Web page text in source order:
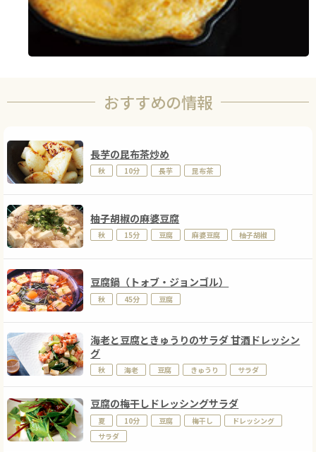
おすすめの情報
長芋の昆布茶炒め
秋 10分 長芋 昆布茶
柚子胡椒の麻婆豆腐
秋 15分 豆腐 麻婆豆腐 柚子胡椒
豆腐鍋（トォブ・ジョンゴル）
秋 45分 豆腐
海老と豆腐ときゅうりのサラダ 甘酒ドレッシン
グ
秋 海老 豆腐 きゅうり サラダ
豆腐の梅干しドレッシングサラダ
夏 10分 豆腐 梅干し
ドレッシング
サラダ